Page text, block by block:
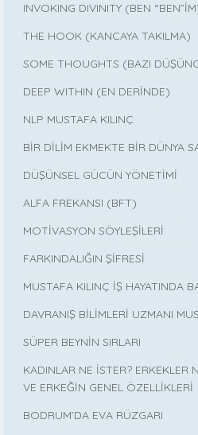
INVOKING DIVINITY (BEN
THE HOOK (KANCAYA TAKILMA)
SOME THOUGHTS (BAZI
DEEP WITHIN (EN DERİNDE)
NLP MUSTAFA KILINÇ
BİR DİLİM EKMEKTE BİR DÜNYA
DÜŞÜNSEL GÜCÜN YÖNETİMİ
ALFA FREKANSI (BFT)
MOTİVASYON SÖYLEŞİLERİ
FARKINDALIĞIN ŞİFRESİ
MUSTAFA KILINÇ İŞ HAYATINDA
DAVRANIŞ BİLİMLERİ UZMANI
SÜPER BEYNİN SIRLARI
KADINLAR NE İSTER? ERKEKLER
VE ERKEĞİN GENEL ÖZELLİKLERİ
BODRUM’DA EVA RÜZGARI